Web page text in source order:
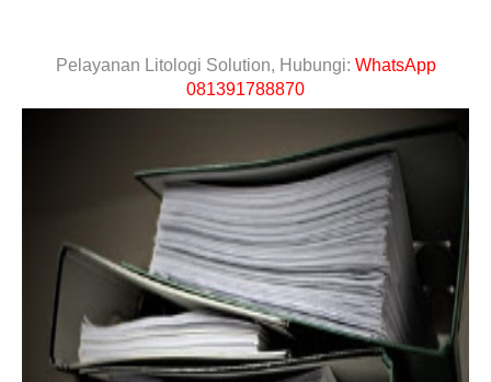
Pelayanan Litologi Solution, Hubungi: WhatsApp
081391788870